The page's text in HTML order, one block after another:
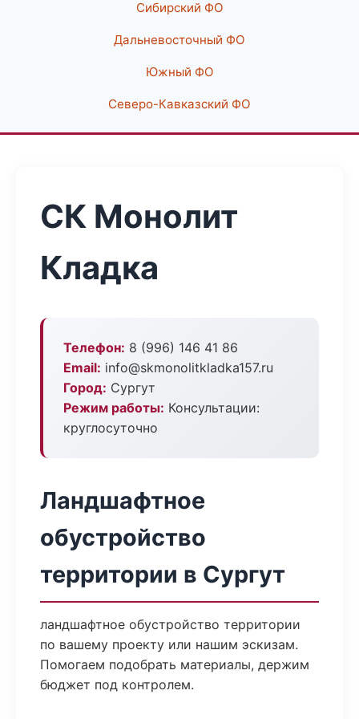
Сибирский ФО
Дальневосточный ФО
Южный ФО
Северо-Кавказский ФО
СК Монолит
Кладка
Телефон: 8 (996) 146 41 86
Email: info@skmonolitkladka157.ru
Город: Сургут
Режим работы: Консультации:
круглосуточно
Ландшафтное
обустройство
территории в Сургут
ландшафтное обустройство территории
по вашему проекту или нашим эскизам.
Помогаем подобрать материалы, держим
бюджет под контролем.